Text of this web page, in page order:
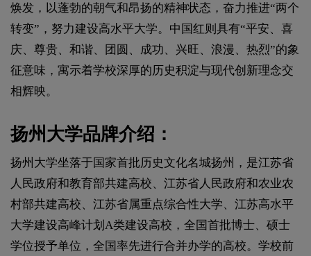
焕发，以蓬勃的朝气和昂扬的精神状态，奋力推进“两个
转变”，努力建设高水平大学。中国红则具有“平安、喜
庆、尊贵、和谐、团圆、成功、兴旺、浪漫、热烈”的象
征意味，寓示着学校深厚的历史积淀与现代创新理念交
相辉映。
扬州大学品牌介绍：
扬州大学坐落于国家首批历史文化名城扬州，是江苏省
人民政府和教育部共建高校、江苏省人民政府和农业农
村部共建高校、江苏省属重点综合性大学、江苏高水平
大学建设高峰计划A类建设高校，全国首批博士、硕士
学位授予单位，全国率先进行合并办学的高校。学校前